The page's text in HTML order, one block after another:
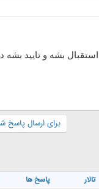
برای ارسال پاسخ
تالار پاسخ ها